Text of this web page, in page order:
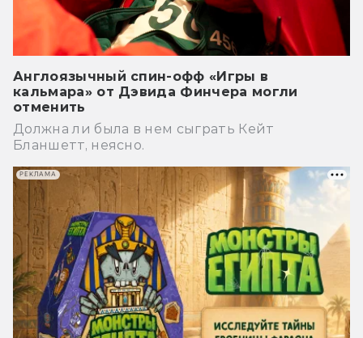
Англоязычный спин-офф «Игры в
кальмара» от Дэвида Финчера могли
отменить
Должна ли была в нем сыграть Кейт
Бланшетт, неясно.
РЕКЛАМА